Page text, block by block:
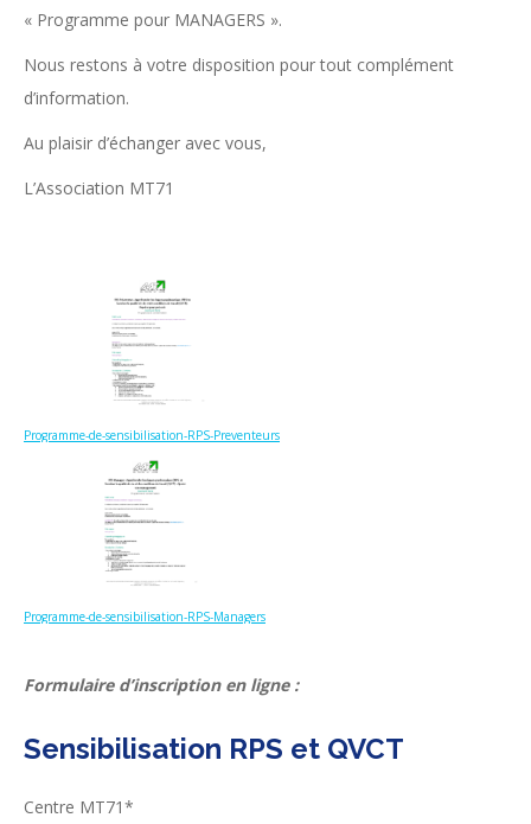
« Programme pour MANAGERS ».
Nous restons à votre disposition pour tout complément
d’information.
Au plaisir d’échanger avec vous,
L’Association MT71
Programme-de-sensibilisation-RPS-Preventeurs
Programme-de-sensibilisation-RPS-Managers
Formulaire d’inscription en ligne :
Sensibilisation RPS et QVCT
Centre MT71*